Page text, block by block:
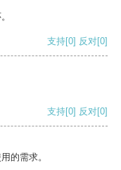
支持[0] 反对[0]
支持[0] 反对[0]
的需求。